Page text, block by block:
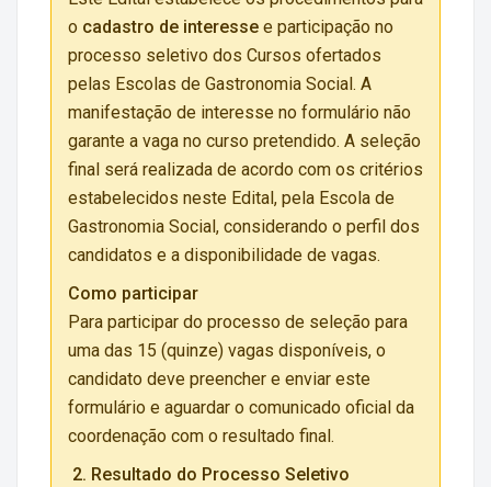
o cadastro de interesse e participação no
processo seletivo dos Cursos ofertados
pelas Escolas de Gastronomia Social. A
manifestação de interesse no formulário não
garante a vaga no curso pretendido. A seleção
final será realizada de acordo com os critérios
estabelecidos neste Edital, pela Escola de
Gastronomia Social, considerando o perfil dos
candidatos e a disponibilidade de vagas.
Como participar
Para participar do processo de seleção para
uma das 15 (quinze) vagas disponíveis, o
candidato deve preencher e enviar este
formulário e aguardar o comunicado oficial da
coordenação com o resultado final.
2. Resultado do Processo Seletivo